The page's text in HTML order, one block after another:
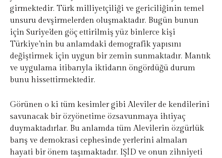
girmektedir. Türk milliyetçiliği ve gericiliğinin temel
unsuru devşirmelerden oluşmaktadır. Bugün bunun
için Suriye’den göç ettirilmiş yüz binlerce kişi
Türkiye’nin bu anlamdaki demografik yapısını
değiştirmek için uygun bir zemin sunmaktadır. Mantık
ve uygulama itibarıyla iktidarın öngördüğü durum
bunu hissettirmektedir.
Görünen o ki tüm kesimler gibi Aleviler de kendilerini
savunacak bir özyönetime özsavunmaya ihtiyaç
duymaktadırlar. Bu anlamda tüm Alevilerin özgürlük
barış ve demokrasi cephesinde yerlerini almaları
hayati bir önem taşımaktadır. IŞİD ve onun zihniyeti